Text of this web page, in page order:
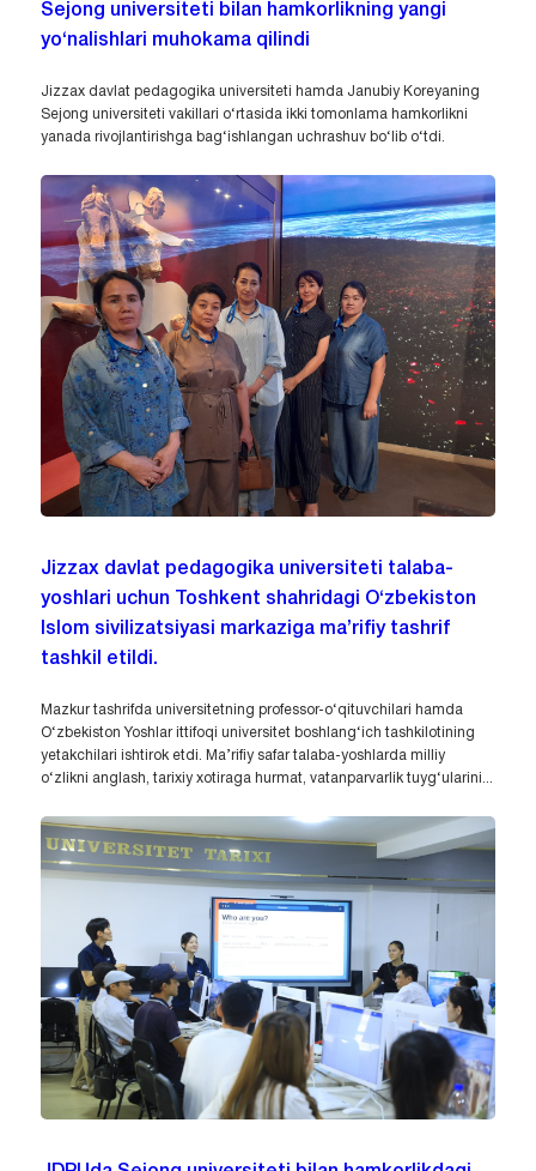
Sejong universiteti bilan hamkorlikning yangi
yo‘nalishlari muhokama qilindi
Jizzax davlat pedagogika universiteti hamda Janubiy Koreyaning
Sejong universiteti vakillari o‘rtasida ikki tomonlama hamkorlikni
yanada rivojlantirishga bag‘ishlangan uchrashuv bo‘lib o‘tdi.
Jizzax davlat pedagogika universiteti talaba-
yoshlari uchun Toshkent shahridagi O‘zbekiston
Islom sivilizatsiyasi markaziga ma’rifiy tashrif
tashkil etildi.
Mazkur tashrifda universitetning professor-o‘qituvchilari hamda
O‘zbekiston Yoshlar ittifoqi universitet boshlang‘ich tashkilotining
yetakchilari ishtirok etdi. Ma’rifiy safar talaba-yoshlarda milliy
o‘zlikni anglash, tarixiy xotiraga hurmat, vatanparvarlik tuyg‘ularini...